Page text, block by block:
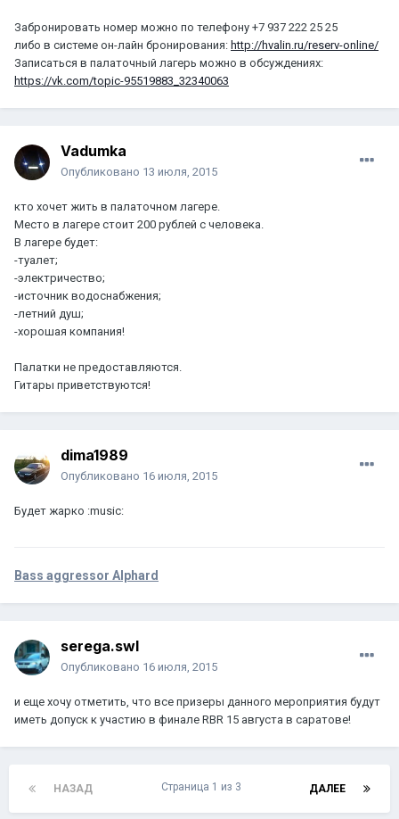
Забронировать номер можно по телефону +7 937 222 25 25
либо в системе он-лайн бронирования: http://hvalin.ru/reserv-online/
Записаться в палаточный лагерь можно в обсуждениях:
https://vk.com/topic-95519883_32340063
Vadumka
Опубликовано 13 июля, 2015
кто хочет жить в палаточном лагере.
Место в лагере стоит 200 рублей с человека.
В лагере будет:
-туалет;
-электричество;
-источник водоснабжения;
-летний душ;
-хорошая компания!
Палатки не предоставляются.
Гитары приветствуются!
dima1989
Опубликовано 16 июля, 2015
Будет жарко :music:
Bass aggressor Alphard
serega.swl
Опубликовано 16 июля, 2015
и еще хочу отметить, что все призеры данного мероприятия будут
иметь допуск к участию в финале RBR 15 августа в саратове!
НАЗАД ДАЛЕЕ
Страница 1 из 3